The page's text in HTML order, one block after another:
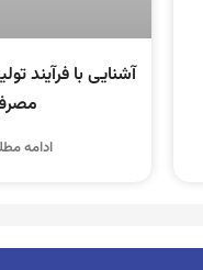
آشنایی با فرآیند
ادامه